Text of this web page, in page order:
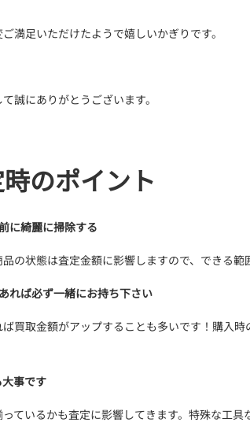
満足いただけたようで嬉しいかぎりです。
誠にありがとうございます。
のポイント
に綺麗に掃除する
の状態は査定金額に影響しますので、できる
れば必ず一緒にお持ち下さい
買取金額がアップすることも多いです！購入
事です
ているかも査定に影響してきます。特殊な工